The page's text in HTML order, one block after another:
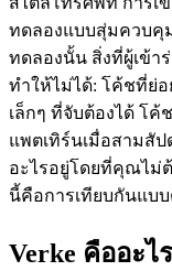
ทดลองแบบสุ่มควบคุ
ทดลองนั้น สิ่งที่ผู้เข้
ทำให้ไม่ได้: โค้ชที่ย่
เล็กๆ ที่จับต้องได้ โ
แพตเทิร์นเมื่อสามสั
อะไรอยู่โดยที่คุณไม่
นี้คือการเทียบกันแบ
Verke คืออะไร